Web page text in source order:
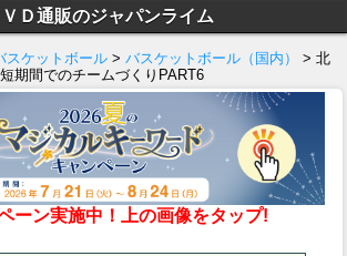
ＶＤ通販のジャパンライム
スケットボール > バスケットボール（国内）
> 北
期間でのチームづくりPART6
ーン実施中！上の画像をタップ!